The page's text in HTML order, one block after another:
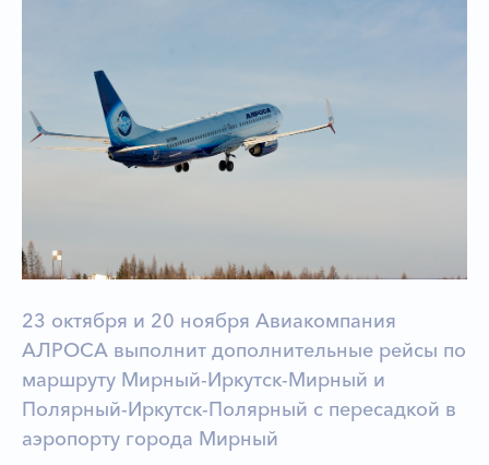
23 октября и 20 ноября Авиакомпания
АЛРОСА выполнит дополнительные рейсы по
маршруту Мирный-Иркутск-Мирный и
Полярный-Иркутск-Полярный с пересадкой в
аэропорту города Мирный